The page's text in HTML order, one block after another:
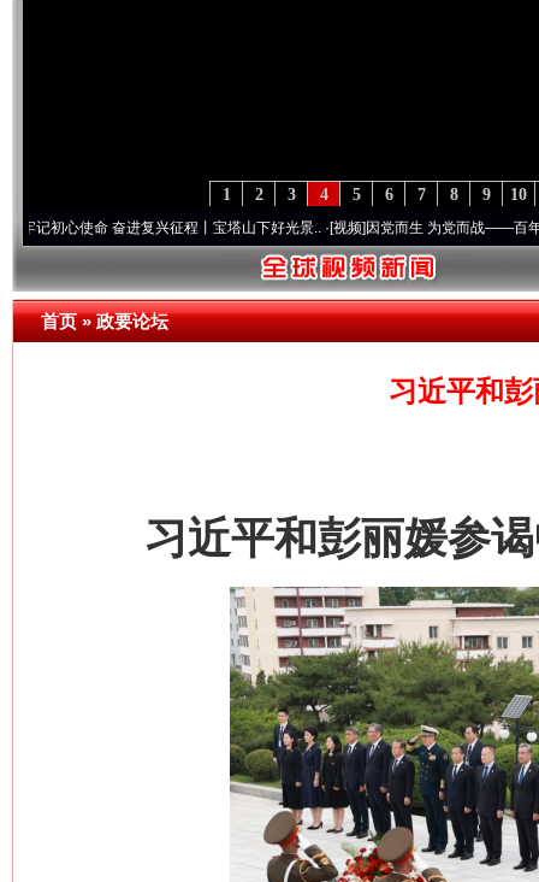
10
9
8
7
6
5
4
3
2
1
使命 奋进复兴征程丨宝塔山下好光景..·[视频]因党而生 为党而战——百年“纪”事⑧加
首页»政要论坛
习近平和
习近平和彭丽媛参谒